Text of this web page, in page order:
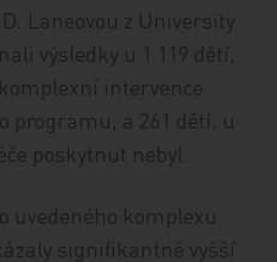
Laneovou z University
výsledky u 1 119 dětí,
intervence
programu, a 261 dětí, u
poskytnut nebyl.
uvedeného komplexu
signifikantně vyšší